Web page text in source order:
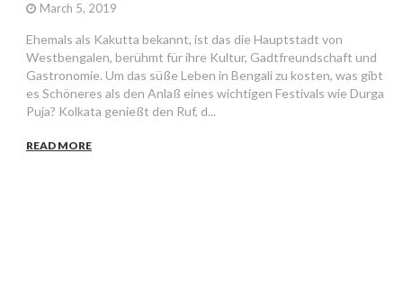
March 5, 2019
Ehemals als Kakutta bekannt, ist das die Hauptstadt von
Westbengalen, berühmt für ihre Kultur, Gadtfreundschaft und
Gastronomie. Um das süße Leben in Bengali zu kosten, was gibt
es Schöneres als den Anlaß eines wichtigen Festivals wie Durga
Puja? Kolkata genießt den Ruf, d...
READ MORE